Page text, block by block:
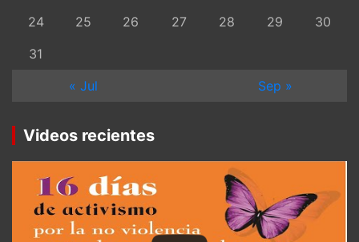
24
25 26 27 28 29
30
31
« Jul
Sep »
Videos recientes